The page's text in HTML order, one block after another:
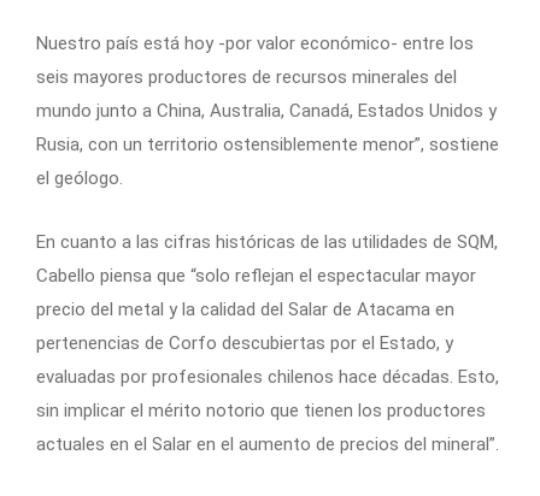
Nuestro país está hoy -por valor económico- entre los
seis mayores productores de recursos minerales del
mundo junto a China, Australia, Canadá, Estados Unidos y
Rusia, con un territorio ostensiblemente menor”, sostiene
el geólogo.
En cuanto a las cifras históricas de las utilidades de SQM,
Cabello piensa que “solo reflejan el espectacular mayor
precio del metal y la calidad del Salar de Atacama en
pertenencias de Corfo descubiertas por el Estado, y
evaluadas por profesionales chilenos hace décadas. Esto,
sin implicar el mérito notorio que tienen los productores
actuales en el Salar en el aumento de precios del mineral”.